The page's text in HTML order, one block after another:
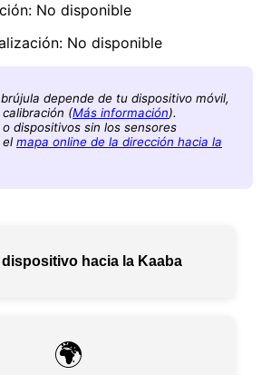
No disponible
No disponible
depende de tu dispositivo móvil,
(Más información).
dispositivos sin los sensores
el mapa online de la dirección hacia la
dispositivo hacia la Kaaba
🌍